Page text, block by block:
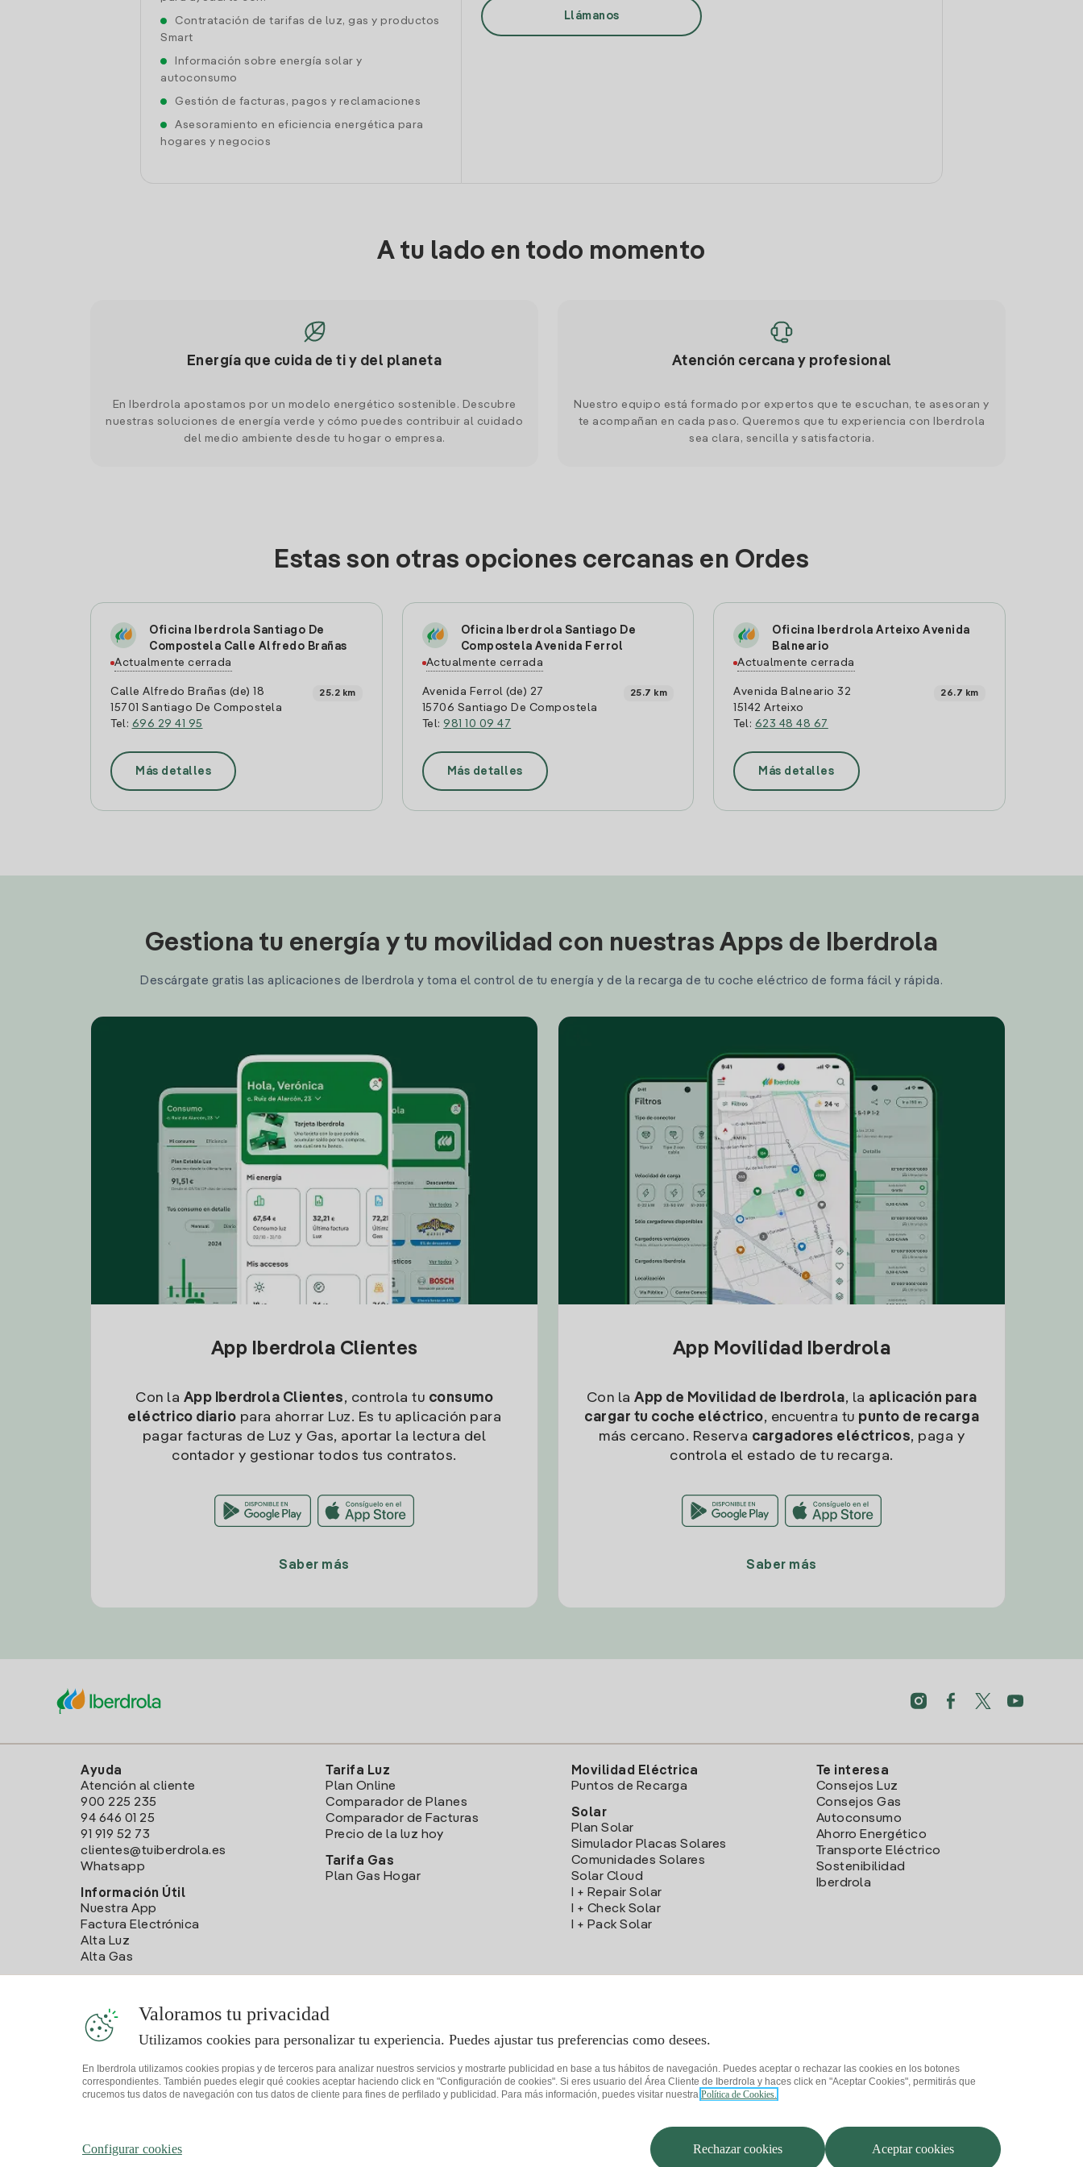
Contratación de tarifas de luz, gas y productos
Smart
Información sobre energía solar y
autoconsumo
Gestión de facturas, pagos y reclamaciones
Asesoramiento en eficiencia energética para
hogares y negocios
Llámanos
A tu lado en todo momento
Energía que cuida de ti y del planeta
En Iberdrola apostamos por un modelo energético sostenible. Descubre
nuestras soluciones de energía verde y cómo puedes contribuir al cuidado
del medio ambiente desde tu hogar o empresa.
Atención cercana y profesional
Nuestro equipo está formado por expertos que te escuchan, te asesoran y
te acompañan en cada paso. Queremos que tu experiencia con Iberdrola
sea clara, sencilla y satisfactoria.
Estas son otras opciones cercanas en Ordes
Oficina Iberdrola Santiago De
Compostela Calle Alfredo Brañas
Actualmente cerrada
Calle Alfredo Brañas (de) 18
15701 Santiago De Compostela
Tel: 696 29 41 95
25.2 km
Más detalles
Oficina Iberdrola Santiago De
Compostela Avenida Ferrol
Actualmente cerrada
Avenida Ferrol (de) 27
15706 Santiago De Compostela
Tel:981 10 09 47
25.7 km
Más detalles
Oficina Iberdrola Arteixo Avenida
Balneario
Actualmente cerrada
Avenida Balneario 32
15142 Arteixo
Tel: 623 48 48 67
26.7 km
Más detalles
Gestiona tu energía y tu movilidad con nuestras Apps de Iberdrola
Descárgate gratis las aplicaciones de Iberdrola y toma el control de tu energía y de la recarga de tu coche eléctrico de forma fácil y rápida.
App Iberdrola Clientes
Con la App Iberdrola Clientes, controla tu consumo
eléctrico diario para ahorrar Luz. Es tu aplicación para
pagar facturas de Luz y Gas, aportar la lectura del
contador y gestionar todos tus contratos.
Saber más
App Movilidad Iberdrola
Con la App de Movilidad de Iberdrola, la aplicación para
cargar tu coche eléctrico, encuentra tu punto de recarga
más cercano. Reserva cargadores eléctricos, paga y
controla el estado de tu recarga.
Saber más
Ayuda
Atención al cliente
900 225 235
94 646 01 25
91 919 52 73
clientes@tuiberdrola.es
Whatsapp
Información Útil
Nuestra App
Factura Electrónica
Alta Luz
Alta Gas
Tarifa Luz
Plan Online
Comparador de Planes
Comparador de Facturas
Precio de la luz hoy
Tarifa Gas
Plan Gas Hogar
Movilidad Eléctrica
Puntos de Recarga
Solar
Plan Solar
Simulador Placas Solares
Comunidades Solares
Solar Cloud
I + Repair Solar
I + Check Solar
I + Pack Solar
Te interesa
Consejos Luz
Consejos Gas
Autoconsumo
Ahorro Energético
Transporte Eléctrico
Sostenibilidad
Iberdrola
Valoramos tu privacidad
Utilizamos cookies para personalizar tu experiencia. Puedes ajustar tus preferencias como desees.
En Iberdrola utilizamos cookies propias y de terceros para analizar nuestros servicios y mostrarte publicidad en base a tus hábitos de navegación. Puedes aceptar o rechazar las cookies en los botones
correspondientes. También puedes elegir qué cookies aceptar haciendo click en "Configuración de cookies". Si eres usuario del Área Cliente de Iberdrola y haces click en "Aceptar Cookies", permitirás que
crucemos tus datos de navegación con tus datos de cliente para fines de perfilado y publicidad. Para más información, puedes visitar nuestra Política de Cookies.
Configurar cookies Rechazar cookies Aceptar cookies